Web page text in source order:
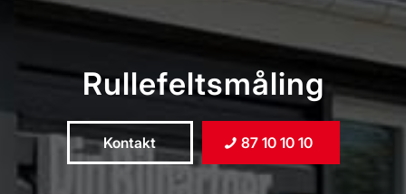
Rullefeltsmåling
Kontakt 87 10 10 10